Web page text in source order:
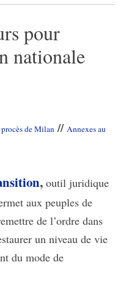
pour
nationale
de Milan //Annexes au
, outil juridique
aux peuples de
de l’ordre dans
un niveau de vie
du mode de